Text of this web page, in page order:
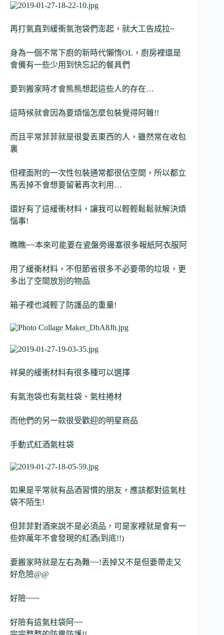
再打氣直到緩衝氣泡袋們澎起，就大工告成拉~
身為一個不常下廚的新時代懶惰OL，廚房裡還是
會備有一些少用到快忘記的餐具們
要到搬家時才會熊熊想起這些人的存在…
這時候就會因為要煩惱怎麼包裝覺得阿雜!!
而且平常菲菲就是很愛丟東西的人，雖然常在收包
裏
但裡面附的一次性包裝通常都很佔空間，所以都立
馬丟掉不會想要留著再次利用…
還好有了這緩衝材料，讓我可以輕輕鬆鬆就解決煩
惱事!
瞧瞧~~本來可能要在瓷盤旁邊塞很多報紙阿衣服阿
用了緩衝材料，不但節省很多不必要帶的垃圾，更
多出了空間放別的物品
箱子裡也減輕了防護品的重量!
祥昊的緩衝材料有很多種可以選擇
有氣泡袋也有氣柱袋、氣柱捲材
而他們的另一款很受歡迎的明星商品
手動式紅酒氣柱袋
如果是平常就有品酒習慣的朋友，應該都對這氣柱
袋不陌生!
但菲菲對酒來說不是必須品，可是家裡就是會有一
些妳萬年不會發現的紅酒(到底!!)
要搬家時就是左右為難~~!丟掉又不是但要帶走又
好危險@@
好險~~~
好險有這氣柱袋阿~~